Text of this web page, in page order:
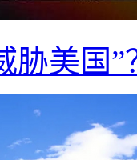
胁美国”